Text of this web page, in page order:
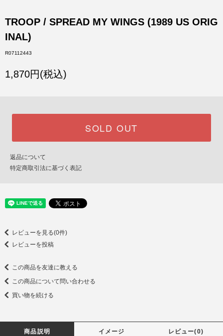
TROOP / SPREAD MY WINGS (1989 US ORIG
INAL)
R07112443
1,870円(税込)
SOLD OUT
返品について
特定商取引法に基づく表記
レビューを見る(0件)
レビューを投稿
この商品を友達に教える
この商品について問い合わせる
買い物を続ける
商品説明 イメージ レビュー(0)